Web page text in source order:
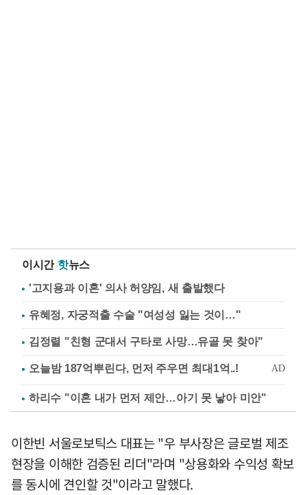
이시간 핫뉴스
'고지용과 이혼' 의사 허양임, 새 출발했다
유혜정, 자궁적출 수술 "여성성 잃는 것이…"
김정렬 "친형 군대서 구타로 사망…유골 못 찾아"
하리수 "이혼 내가 먼저 제안…아기 못 낳아 미안"
이한빈 서울로보틱스 대표는 "우 부사장은 글로벌 제조
현장을 이해한 검증된 리더"라며 "상용화와 수익성 확보
를 동시에 견인할 것"이라고 말했다.